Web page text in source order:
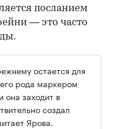
посланием
— это часто
остается для
рода маркером
она заходит в
создал
Ярова.